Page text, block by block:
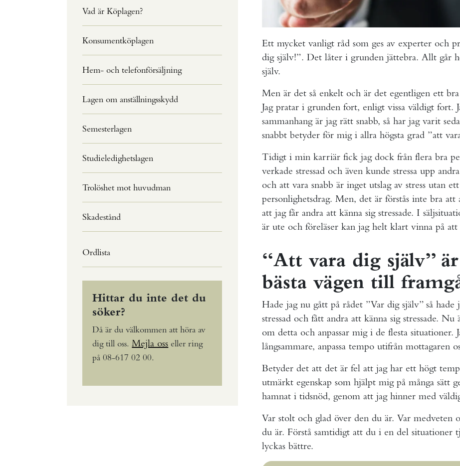
Vad är Köplagen?
Konsumentköplagen
Hem- och telefonförsäljning
Lagen om anställningsskydd
Semesterlagen
Studieledighetslagen
Trolöshet mot huvudman
Skadestånd
Ordlista
Hittar du inte det du
söker?
Då är du välkommen att höra av
dig till oss. Mejla oss eller ring
på 08-617 02 00.
Ett mycket vanligt råd som ges av experter och
dig själv!”. Det låter i grunden jättebra. Allt går
själv.
Men är det så enkelt och är det egentligen ett
Jag pratar i grunden fort, enligt vissa väldigt fort.
sammanhang är jag rätt snabb, så har jag varit
snabbt betyder för mig i allra högsta grad ”att
Tidigt i min karriär fick jag dock från flera bra
verkade stressad och även kunde stressa upp
och att vara snabb är inget utslag av stress utan
personlighetsdrag. Men, det är förstås inte bra att
att jag får andra att känna sig stressade. I
är ute och föreläser kan jag helt klart vinna på att
“Att vara dig själv”
bästa vägen till
Hade jag nu gått på rådet ”Var dig själv” så hade
stressad och fått andra att känna sig stressade.
om detta och anpassar mig i de flesta situationer.
långsammare, anpassa tempo utifrån mottagaren
Betyder det att det är fel att jag har ett högt
utmärkt egenskap som hjälpt mig på många sätt
hamnat i tidsnöd, genom att jag hinner med
Var stolt och glad över den du är. Var medveten
du är. Förstå samtidigt att du i en del situationer
lyckas bättre.